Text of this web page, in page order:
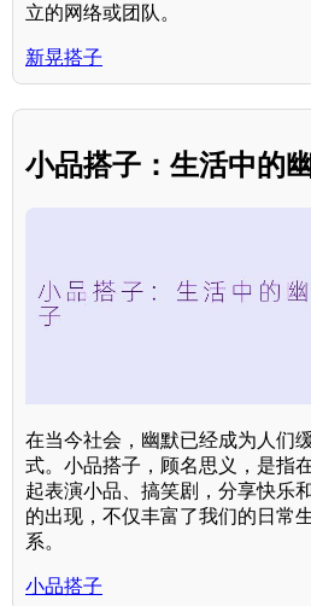
立的网络或团队。
新晃搭子
小品搭子：生活中的
在当今社会，幽默已经成为人们
式。小品搭子，顾名思义，是指
起表演小品、搞笑剧，分享快乐
的出现，不仅丰富了我们的日常
系。
小品搭子